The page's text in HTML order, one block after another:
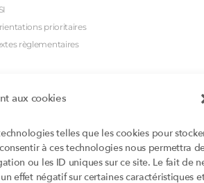
aux cookies
telles que les cookies pour
à ces technologies nous permettra
ou les ID uniques sur ce site. Le fait de
effet négatif sur certaines caractéristiques
prioritaires
règlementaires